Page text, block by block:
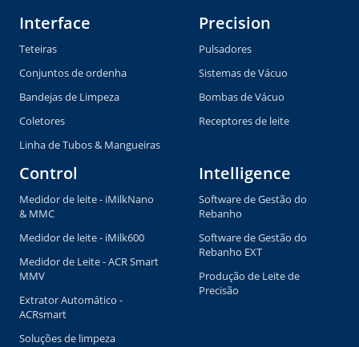
Unidades de Ordenha (CES)
Programa de Aluguel de
Copyright © 2026 milkrite | InterPuls. All rights reserved.